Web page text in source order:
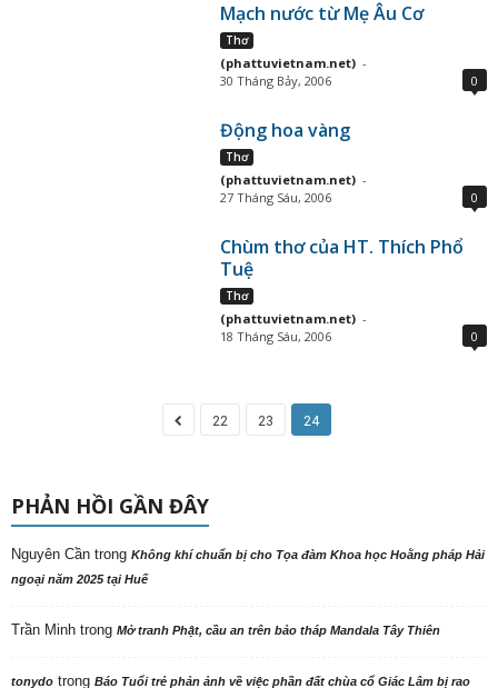
Mạch nước từ Mẹ Âu Cơ
Thơ
(phattuvietnam.net) -
30 Tháng Bảy, 2006
0
Động hoa vàng
Thơ
(phattuvietnam.net) -
27 Tháng Sáu, 2006
0
Chùm thơ của HT. Thích Phổ
Tuệ
Thơ
(phattuvietnam.net) -
18 Tháng Sáu, 2006
0
22 23 24
PHẢN HỒI GẦN ĐÂY
Nguyên Cần trong Không khí chuẩn bị cho Tọa đàm Khoa học Hoằng pháp Hải
ngoại năm 2025 tại Huế
Trần Minh trong Mở tranh Phật, cầu an trên bảo tháp Mandala Tây Thiên
tonydo trong Báo Tuổi trẻ phản ảnh về việc phần đất chùa cổ Giác Lâm bị rao